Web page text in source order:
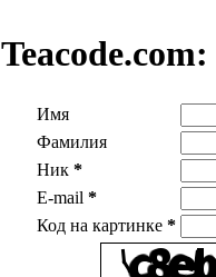
Teacode.com:
Имя
Фамилия
Ник *
E-mail *
Код на картинке *